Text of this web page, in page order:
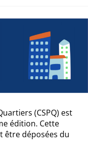
(CSPQ) est
édition. Cette
être déposées du